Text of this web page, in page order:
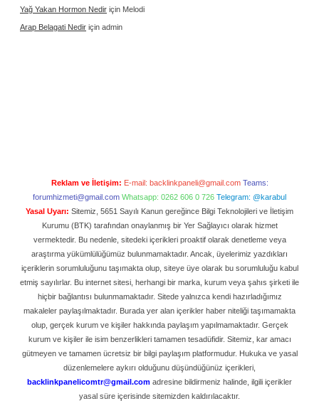
Yağ Yakan Hormon Nedir için Melodi
Arap Belagati Nedir için admin
Reklam ve İletişim: E-mail: backlinkpaneli@gmail.com Teams:
forumhizmeti@gmail.com Whatsapp: 0262 606 0 726 Telegram: @karabul
Yasal Uyarı: Sitemiz, 5651 Sayılı Kanun gereğince Bilgi Teknolojileri ve İletişim
Kurumu (BTK) tarafından onaylanmış bir Yer Sağlayıcı olarak hizmet
vermektedir. Bu nedenle, sitedeki içerikleri proaktif olarak denetleme veya
araştırma yükümlülüğümüz bulunmamaktadır. Ancak, üyelerimiz yazdıkları
içeriklerin sorumluluğunu taşımakta olup, siteye üye olarak bu sorumluluğu kabul
etmiş sayılırlar. Bu internet sitesi, herhangi bir marka, kurum veya şahıs şirketi ile
hiçbir bağlantısı bulunmamaktadır. Sitede yalnızca kendi hazırladığımız
makaleler paylaşılmaktadır. Burada yer alan içerikler haber niteliği taşımamakta
olup, gerçek kurum ve kişiler hakkında paylaşım yapılmamaktadır. Gerçek
kurum ve kişiler ile isim benzerlikleri tamamen tesadüfidir. Sitemiz, kar amacı
gütmeyen ve tamamen ücretsiz bir bilgi paylaşım platformudur. Hukuka ve yasal
düzenlemelere aykırı olduğunu düşündüğünüz içerikleri,
backlinkpanelicomtr@gmail.com adresine bildirmeniz halinde, ilgili içerikler
yasal süre içerisinde sitemizden kaldırılacaktır.